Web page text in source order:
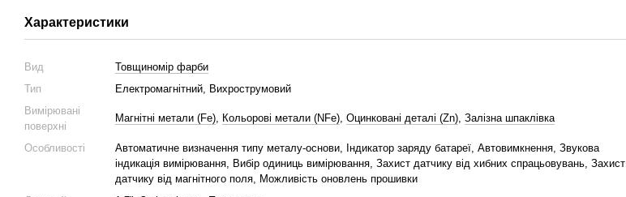
Характеристики
Вид
Товщиномір фарби
Тип
Електромагнітний, Вихрострумовий
Вимірювані
поверхні
Магнітні метали (Fe), Кольорові метали (NFe), Оцинковані деталі (Zn), Залізна шпаклівка
Особливості
Автоматичне визначення типу металу-основи, Індикатор заряду батареї, Автовимкнення, Звукова
індикація вимірювання, Вибір одиниць вимірювання, Захист датчику від хибних спрацьовувань, Захист
датчику від магнітного поля, Можливість оновлень прошивки